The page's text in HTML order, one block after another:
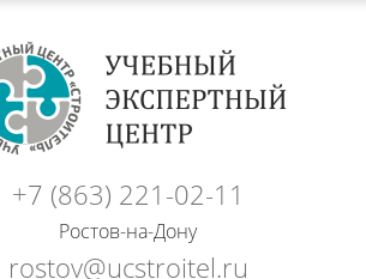
+7 (863) 221-02-11
Ростов-на-Дону
rostov@ucstroitel.ru